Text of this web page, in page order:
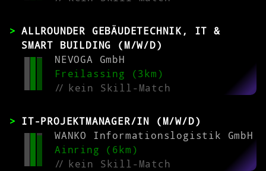
ALLROUNDER GEBÄUDETECHNIK, IT &
SMART BUILDING (M/W/D)
NEVOGA GmbH
Freilassing (3km)
//kein Skill-Match
IT-PROJEKTMANAGER/IN (M/W/D)
WANKO Informationslogistik GmbH
Ainring (6km)
//kein Skill-Match